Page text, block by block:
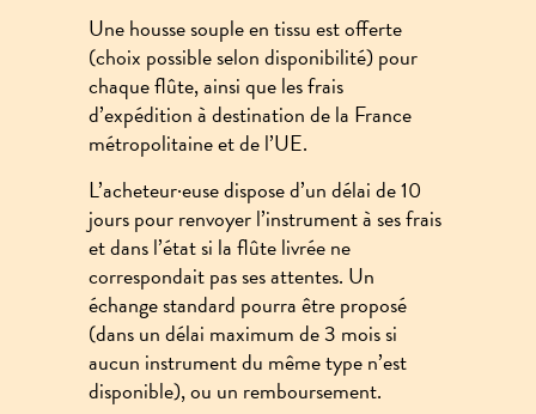
Une housse souple en tissu est offerte
(choix possible selon disponibilité) pour
chaque flûte, ainsi que les frais
d’expédition à destination de la France
métropolitaine et de l’UE.
L’acheteur·euse dispose d’un délai de 10
jours pour renvoyer l’instrument à ses frais
et dans l’état si la flûte livrée ne
correspondait pas ses attentes. Un
échange standard pourra être proposé
(dans un délai maximum de 3 mois si
aucun instrument du même type n’est
disponible), ou un remboursement.